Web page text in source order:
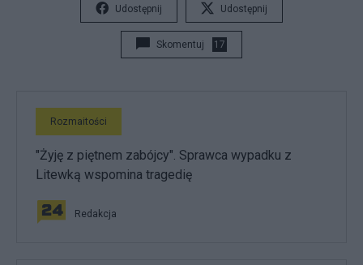
Udostępnij Udostępnij
Skomentuj 17
Rozmaitości
"Żyję z piętnem zabójcy". Sprawca wypadku z
Litewką wspomina tragedię
Redakcja